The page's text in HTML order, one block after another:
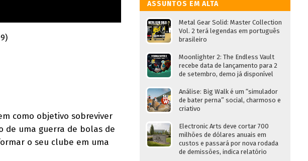
como objetivo sobreviver
de uma guerra de bolas de
o seu clube em uma
ASSUNTOS EM ALTA
Metal Gear Solid: Master Collection
Vol. 2 terá legendas em português
brasileiro
Moonlighter 2: The Endless Vault
recebe data de lançamento para 2
de setembro, demo já disponível
Análise: Big Walk é um “simulador
de bater perna” social, charmoso e
criativo
Electronic Arts deve cortar 700
milhões de dólares anuais em
custos e passará por nova rodada
de demissões, indica relatório